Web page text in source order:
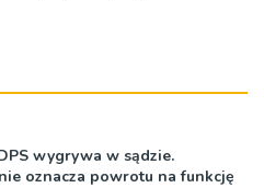
wygrywa w sądzie.
oznacza powrotu na funkcję